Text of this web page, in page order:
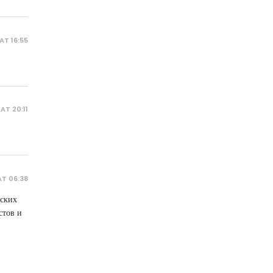
16:55
20:11
06:38
и